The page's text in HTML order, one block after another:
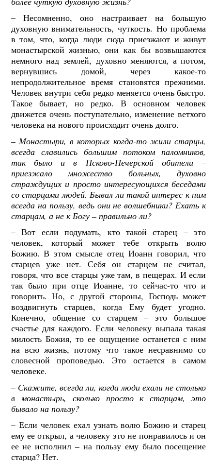
– Несомненно, оно настраивает на большую
духовную внимательность, чуткость. Но проблема
в том, что, когда люди сюда приезжают и живут
монастырской жизнью, они как бы возвышаются
немного над землей, духовно меняются, а потом,
вернувшись домой, через какое-то
непродолжительное время становятся прежними.
Человек внутри себя редко меняется очень быстро.
Такое бывает, но редко. В основном человек
движется очень поступательно, изменение ветхого
человека на нового происходит очень долго.
– Монастыри, в которых когда-то жили старцы,
всегда славились большим потоком паломников,
так было и в Псково-Печерской обители –
приезжало множество больных, духовно
страждущих и просто интересующихся беседами
со старцами людей. Бывал ли такой интерес к ним
всегда на пользу, ведь они не волшебники? Ехать к
старцам, а не к Богу – правильно ли?
– Вот если подумать, кто такой старец – это
человек, который может тебе открыть волю
Божию. В этом смысле отец Иоанн говорил, что
старцев уже нет. Себя он старцем не считал,
говоря, что все старцы уже там, в пещерах. И если
так было при отце Иоанне, то сейчас-то что и
говорить. Но, с другой стороны, Господь может
воздвигнуть старцев, когда Ему будет угодно.
Конечно, общение со старцем– это большое
счастье для каждого. Если человеку выпала такая
милость Божия, то ее ощущение останется с ним
на всю жизнь, потому что такое несравнимо со
словесной проповедью. Это остается в самом
человеке.
– Скажите, всегда ли, когда людиехали не столько
в монастырь, сколько просто к старцам, это
бывало на пользу?
– Если человек ехал узнать волю Божию и старец
ему ее открыл, а человеку это не понравилось и он
ее не исполнил– на пользу ему было посещение
старца? Нет.